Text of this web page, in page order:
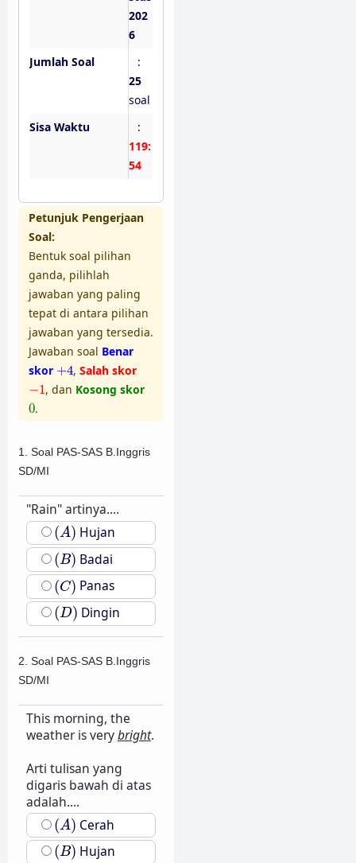
202
6
Jumlah Soal
:
25
soal
Sisa Waktu
:
119:
54
Petunjuk Pengerjaan
Soal:
Bentuk soal pilihan
ganda, pilihlah
jawaban yang paling
tepat di antara pilihan
jawaban yang tersedia.
Jawaban soal Benar
skor +4
+ 4, Salah skor
−1
1 , dan Kosong skor
0
0.
1. Soal PAS-SAS B.Inggris
SD/MI
"Rain" artinya....
(A)
(A) Hujan
(B)
(B) Badai
(C)
(C) Panas
(D)
(D) Dingin
2. Soal PAS-SAS B.Inggris
SD/MI
This morning, the
weather is verybright.
Arti tulisan yang
digaris bawah di atas
adalah....
(A)
(A) Cerah
(B)
(B) Hujan